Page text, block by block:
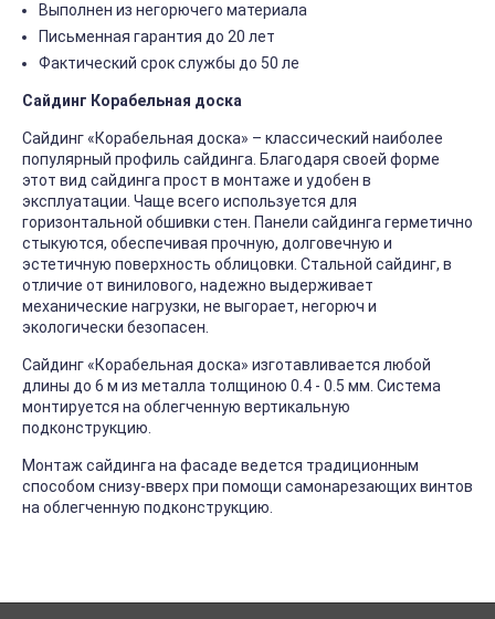
Выполнен из негорючего материала
Письменная гарантия до 20 лет
Фактический срок службы до 50 ле
Сайдинг Корабельная доска
Сайдинг «Корабельная доска» – классический наиболее
популярный профиль сайдинга. Благодаря своей форме
этот вид сайдинга прост в монтаже и удобен в
эксплуатации. Чаще всего используется для
горизонтальной обшивки стен. Панели сайдинга герметично
стыкуются, обеспечивая прочную, долговечную и
эстетичную поверхность облицовки. Стальной сайдинг, в
отличие от винилового, надежно выдерживает
механические нагрузки, не выгорает, негорюч и
экологически безопасен.
Сайдинг «Корабельная доска» изготавливается любой
длины до 6 м из металла толщиною 0.4 - 0.5 мм. Система
монтируется на облегченную вертикальную
подконструкцию.
Монтаж сайдинга на фасаде ведется традиционным
способом снизу-вверх при помощи самонарезающих винтов
на облегченную подконструкцию.